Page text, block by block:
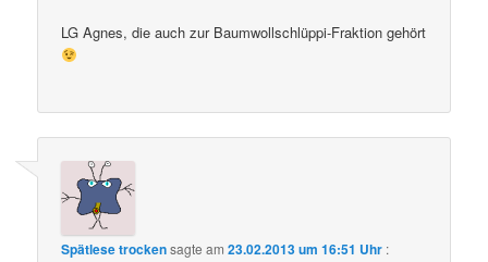
LG Agnes, die auch zur Baumwollschlüppi-Fraktion gehört
Spätlese trockensagte am23.02.2013 um 16:51 Uhr :